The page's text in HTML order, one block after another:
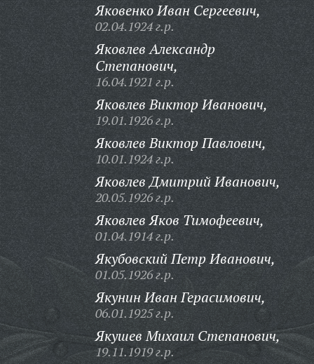
Яковенко Иван Сергеевич,
02.04.1924 г.р.
Яковлев Александр
Степанович,
16.04.1921 г.р.
Яковлев Виктор Иванович,
19.01.1926 г.р.
Яковлев Виктор Павлович,
10.01.1924 г.р.
Яковлев Дмитрий Иванович,
20.05.1926 г.р.
Яковлев Яков Тимофеевич,
01.04.1914 г.р.
Якубовский Петр Иванович,
01.05.1926 г.р.
Якунин Иван Герасимович,
06.01.1925 г.р.
Якушев Михаил Степанович,
19.11.1919 г.р.